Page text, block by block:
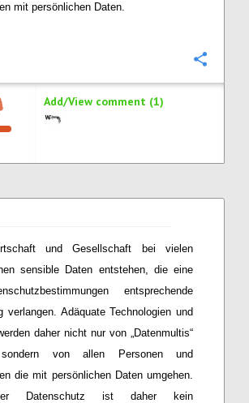
mit persönlichen Daten.
Add/View comment (1)
und Gesellschaft bei vielen
sensible Daten entstehen, die eine
entsprechende
verlangen. Adäquate Technologien und
daher nicht nur von „Datenmultis“
von allen Personen und
die mit persönlichen Daten umgehen.
Datenschutz ist daher kein